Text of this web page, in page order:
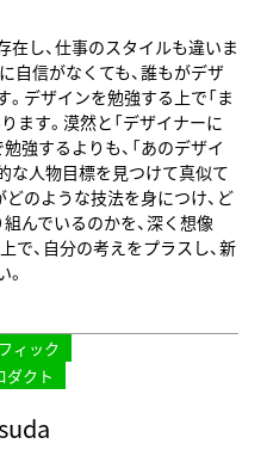
し、仕事のスタイルも違いま
自信がなくても、誰もがデザ
デザインを勉強する上で「ま
ます。漠然と「デザイナーに
強するよりも、「あのデザイ
な人物目標を見つけて真似て
のような技法を身につけ、ど
んでいるのかを、深く想像
で、自分の考えをプラスし、新
ィック
ダクト